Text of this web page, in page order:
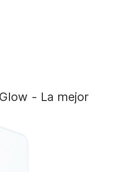
- La mejor